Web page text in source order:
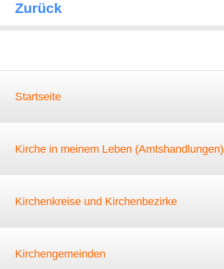
Zurück
Startseite
Kirche in meinem Leben (Amtshandlungen)
Kirchenkreise und Kirchenbezirke
Kirchengemeinden